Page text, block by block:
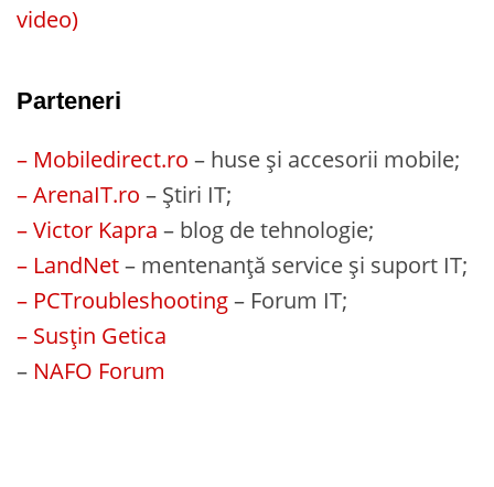
video)
Parteneri
– Mobiledirect.ro – huse și accesorii mobile;
– ArenaIT.ro – Știri IT;
– Victor Kapra – blog de tehnologie;
– LandNet– mentenanță service și suport IT;
– PCTroubleshooting– Forum IT;
– Susțin Getica
– NAFO Forum